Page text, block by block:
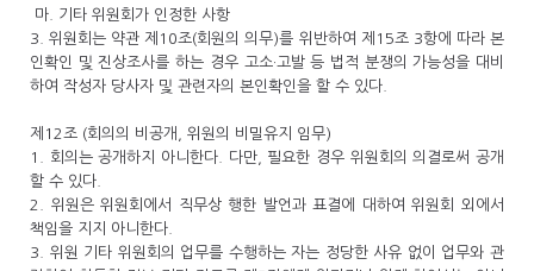
마. 기타 위원회가 인정한 사항
3. 위원회는 약관 제10조(회원의 의무)를 위반하여 제15조 3항에 따라 본
인확인 및 진상조사를 하는 경우 고소·고발 등 법적 분쟁의 가능성을 대비
하여 작성자 당사자 및 관련자의 본인확인을 할 수 있다.
제12조 (회의의 비공개, 위원의 비밀유지 임무)
1. 회의는 공개하지 아니한다. 다만, 필요한 경우 위원회의 의결로써 공개
할 수 있다.
2. 위원은 위원회에서 직무상 행한 발언과 표결에 대하여 위원회 외에서
책임을 지지 아니한다.
3. 위원 기타 위원회의 업무를 수행하는 자는 정당한 사유 없이 업무와 관